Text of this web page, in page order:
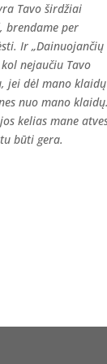
Tavo širdžiai
brendame per
Ir „Dainuojančių
nejaučiu Tavo
jei dėl mano klaidų
nuo mano
kelias mane
būti gera.